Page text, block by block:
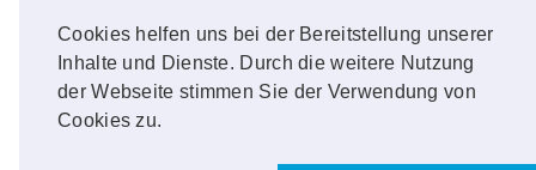
Cookies helfen uns bei der Bereitstellung unserer
Inhalte und Dienste. Durch die weitere Nutzung
der Webseite stimmen Sie der Verwendung von
Cookies zu.
FOLLOW ME!
Instagram
OUR PHOTOS!